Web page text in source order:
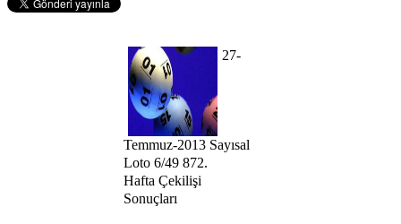
27-
Temmuz-2013 Sayısal
Loto 6/49 872.
Hafta Çekilişi
Sonuçları